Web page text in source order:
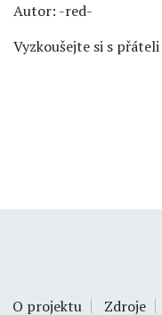
Autor: -red-
Vyzkoušejte si s přáteli
O projektu Zdroje